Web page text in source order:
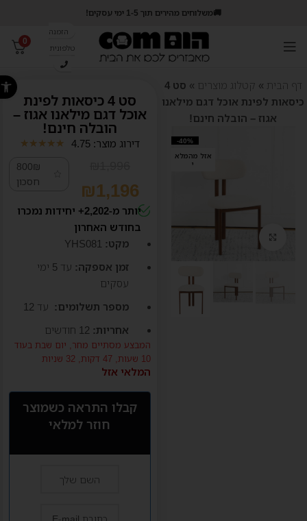
פתח
🚚משלוחים מהירים תוך 1-5 ימי עסקים!
הזמנה
טלפונית
0
דף הבית » קטלוג מוצרים »
סט 4
כיסאות לפינת אוכל דגם מילאנו
אגוז – הובלה חינם!
-40%
אזל מהמלא
י
קליק לזום
סט 4 כיסאות לפינת
אוכל דגם מילאנו אגוז –
הובלה חינם!
דירוג מוצר: 4.75 ★
★
★
★
★
₪1,196
800₪
חסכון
יותר מ-2,202+ יחידות נמכרו
בחודש האחרון
מקט: YHS081
זמן אספקה: עד 5
ימי
עסקים
מספר תשלומים: עד 12
אחריות: 12 חודשים
המבצע מסתיים מחר, יום שבת בעוד
10 שעות, 47 דקות, 31 שניות
המלאי אזל
קבלו התראה כשמוצר
חוזר למלאי